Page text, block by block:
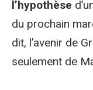
l’hypothèse
du prochain
dit, l’avenir de
seulement de